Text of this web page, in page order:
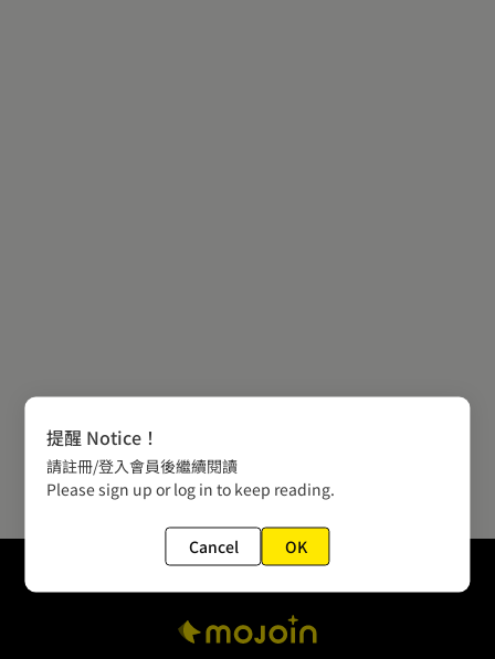
提醒 Notice！
請註冊/登入會員後繼續閱讀
Please sign up or log in to keep reading.
Cancel OK